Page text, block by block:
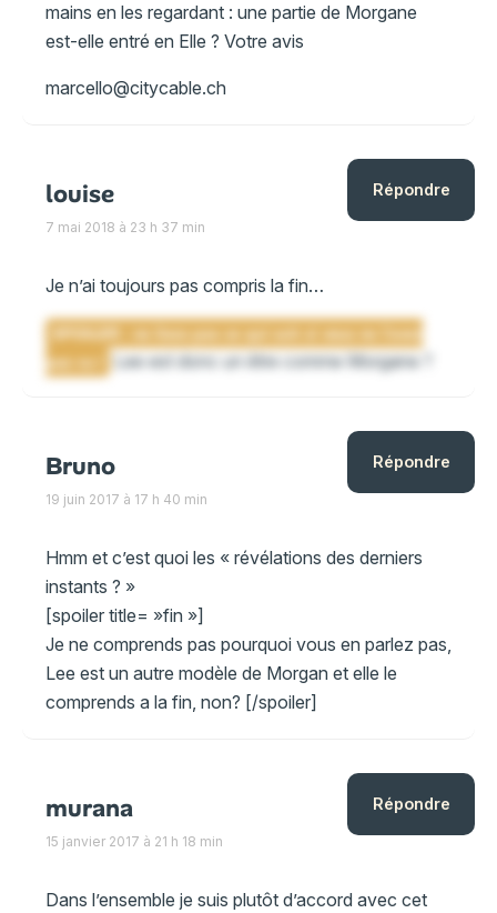
mains en les regardant : une partie de Morgane
est-elle entré en Elle ? Votre avis
marcello@citycable.ch
louise
7 mai 2018 à 23 h 37 min
Je n’ai toujours pas compris la fin…
Lee est donc un être comme Morgane ?
Répondre
Bruno
19 juin 2017 à 17 h 40 min
Hmm et c’est quoi les « révélations des derniers
instants ? »
[spoiler title= »fin »]
Je ne comprends pas pourquoi vous en parlez pas,
Lee est un autre modèle de Morgan et elle le
comprends a la fin, non? [/spoiler]
Répondre
murana
15 janvier 2017 à 21 h 18 min
Dans l’ensemble je suis plutôt d’accord avec cet
Répondre